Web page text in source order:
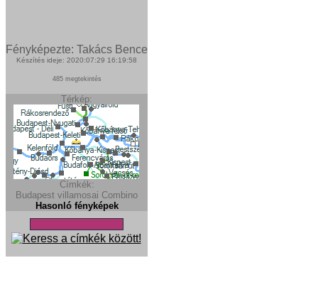
Fényképezte: Takács Bence
Készítés ideje: 2020:07:29 16:19:58
485 megtekintés
Térkép:
Címkék:
Budapest villamosai Combino
Hasonló fényképek